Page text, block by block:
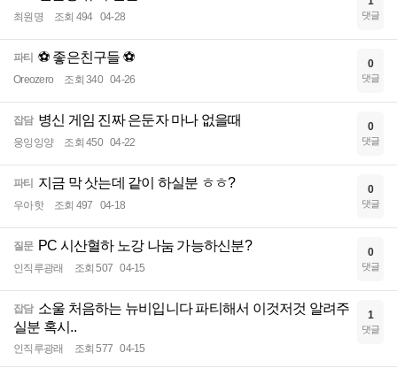
최원명 조회 494 04-28 댓글
파티 ⚽ 좋은친구들 ⚽
Oreozero 조회 340 04-26
0
댓글
잡담 병신 게임 진짜 은둔자 마나 없을때
웅잉잉양 조회 450 04-22
0
댓글
파티 지금 막 삿는데 같이 하실분 ㅎㅎ?
우아핫 조회 497 04-18
0
댓글
질문 PC 시산혈하 노강 나눔 가능하신분?
인직루광래 조회 507 04-15
0
댓글
잡담 소울 처음하는 뉴비입니다 파티해서 이것저것 알려주
실분 혹시..
인직루광래 조회 577 04-15
1
댓글